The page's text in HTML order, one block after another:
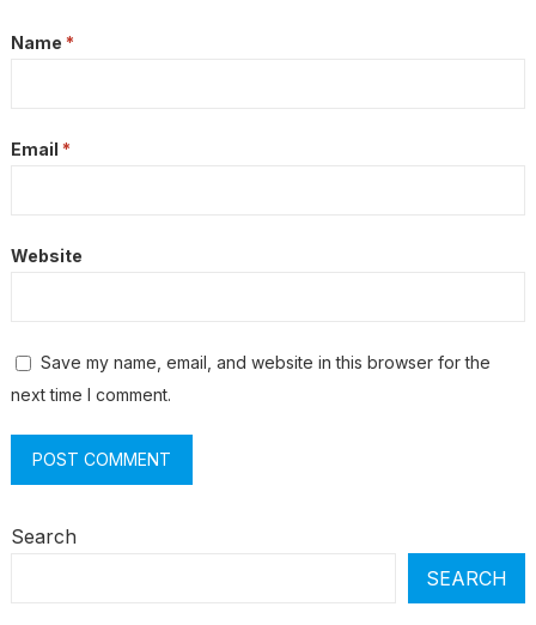
Name *
Email *
Website
Save my name, email, and website in this browser for the
next time I comment.
Search
SEARCH